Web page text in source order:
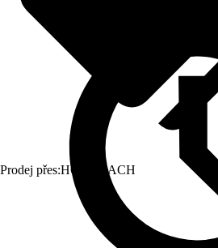
Prodej přes:HORNBACH